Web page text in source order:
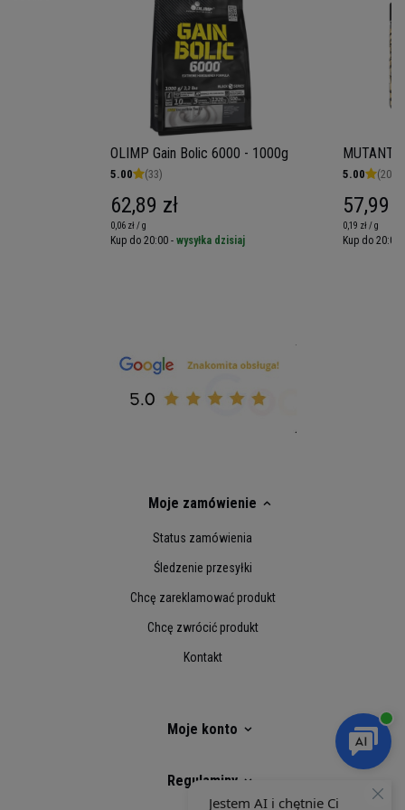
OLIMP Gain Bolic 6000 - 1000g
5.00 (33)
62,89 zł
0,06 zł / g
Kup do 20:00 - wysyłka dzisiaj
MUTANT
5.00 (20)
57,99
0,19 zł / g
Kup do 20:00
Moje zamówienie
Status zamówienia
Śledzenie przesyłki
Chcę zareklamować produkt
Chcę zwrócić produkt
Kontakt
Moje konto
Regulaminy